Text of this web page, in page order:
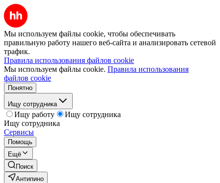
Мы используем файлы cookie, чтобы обеспечивать
правильную работу нашего веб-сайта и анализировать сетевой
трафик.
Правила использования файлов cookie
Мы используем файлы cookie. Правила использования
файлов cookie
Понятно
Ищу сотрудника
Ищу работу
Ищу сотрудника
Ищу сотрудника
Сервисы
Помощь
Ещё
Поиск
Антипино